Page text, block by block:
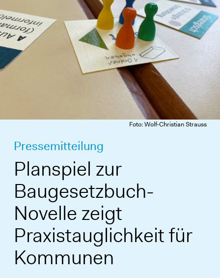
Foto: Wolf-Christian Strauss
Pressemitteilung
Planspiel zur
Baugesetzbuch-
Novelle zeigt
Praxistauglichkeit für
Kommunen